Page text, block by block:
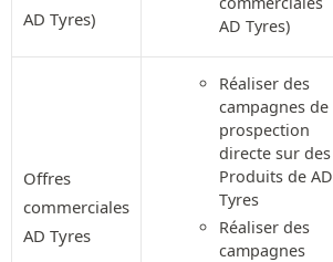
AD Tyres)
AD Tyres)
Offres
commerciales
AD Tyres
Réaliser des
campagnes de
prospection
directe sur des
Produits de AD
Tyres
Réaliser des
campagnes